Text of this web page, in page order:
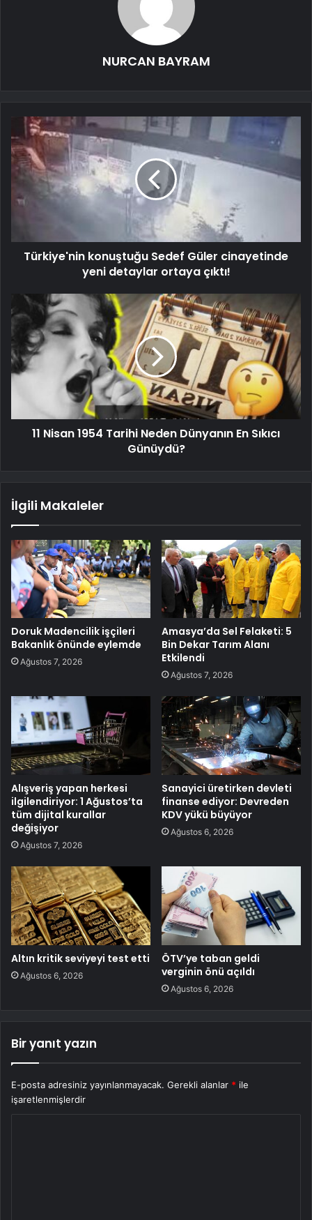
NURCAN BAYRAM
Türkiye'nin konuştuğu Sedef Güler cinayetinde
yeni detaylar ortaya çıktı!
11 Nisan 1954 Tarihi Neden Dünyanın En Sıkıcı
Günüydü?
İlgili Makaleler
Doruk Madencilik işçileri
Bakanlık önünde eylemde
Ağustos 7, 2026
Amasya’da Sel Felaketi: 5
Bin Dekar Tarım Alanı
Etkilendi
Ağustos 7, 2026
Alışveriş yapan herkesi
ilgilendiriyor: 1 Ağustos’ta
tüm dijital kurallar
değişiyor
Ağustos 7, 2026
Sanayici üretirken devleti
finanse ediyor: Devreden
KDV yükü büyüyor
Ağustos 6, 2026
Altın kritik seviyeyi test etti
Ağustos 6, 2026
ÖTV’ye taban geldi
verginin önü açıldı
Ağustos 6, 2026
Bir yanıt yazın
E-posta adresiniz yayınlanmayacak. Gerekli alanlar * ile
işaretlenmişlerdir